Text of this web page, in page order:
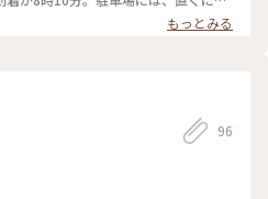
のには入場制限が・・・ 15分ほど
ベリーブレッドとその他大量のパンを
しみだ。 ＃那須 #パン #
モーニング #久しぶりのお出かけ
もっとみる
96